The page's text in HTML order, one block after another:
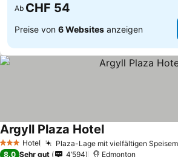
Ab CHF 54
Preise von 6 Websites anzeigen
3 SterneHotel Plaza-Lage mit vielfältigen
Argyll Plaza Hotel
8.0 Sehr gut 4’594 Edmonton